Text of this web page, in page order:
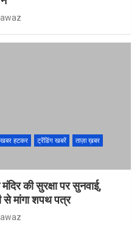
खबर हटकर ट्रेंडिंग खबरें
ताज़ा ख़बर
मंदिर की सुरक्षा पर सुनवाई,
से मांगा शपथ पत्र